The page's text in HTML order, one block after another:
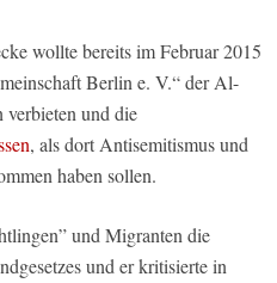
wollte bereits im Februar 2015
Berlin e. V.“ der Al-
und die
, als dort Antisemitismus und
haben sollen.
und Migranten die
und er kritisierte in